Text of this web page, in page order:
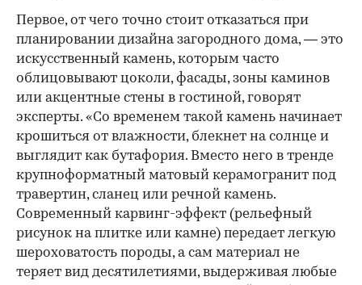
00:00 / 00:00
Первое, от чего точно стоит отказаться при
планировании дизайна загородного дома, — это
искусственный камень, которым часто
облицовывают цоколи, фасады, зоны каминов
или акцентные стены в гостиной, говорят
эксперты. «Со временем такой камень начинает
крошиться от влажности, блекнет на солнце и
выглядит как бутафория. Вместо него в тренде
крупноформатный матовый керамогранит под
травертин, сланец или речной камень.
Современный карвинг-эффект (рельефный
рисунок на плитке или камне) передает легкую
шероховатость породы, а сам материал не
теряет вид десятилетиями, выдерживая любые